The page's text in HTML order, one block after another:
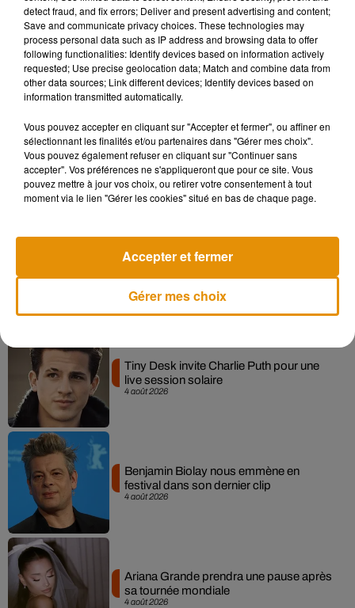
de temps après. Lors du procès, le juge a néanmoins statué
que Mr Leroy s'était bien trompé d'adresse et n'avait aucune
intention d'être violent.
Les machettes étaient pour eux des
accessoires. Le scénario n’était pas écrit et ils avaient
toute latitude pour effectuer leur prestation", a-t-il reconnu.
Poursuivi pour "intimidation", M. Leroy a été blanchi de toute
infraction le 15 mai dernier.
Musique
Après le film, bientôt une docu-série sur
4 août 2026
Tiny Desk invite Charlie Puth pour une
live session solaire
4 août 2026
Benjamin Biolay nous emmène en
festival dans son dernier clip
4 août 2026
Ariana Grande prendra une pause après
sa tournée mondiale
detect fraud, and fix errors; Deliver and present advertising and content;
Save and communicate privacy choices. These technologies may
process personal data such as IP address and browsing data to offer
following functionalities: Identify devices based on information actively
requested; Use precise geolocation data; Match and combine data from
other data sources; Link different devices; Identify devices based on
information transmitted automatically.
Vous pouvez accepter en cliquant sur "Accepter et fermer", ou affiner en
sélectionnant les finalités et/ou partenaires dans "Gérer mes choix".
Vous pouvez également refuser en cliquant sur "Continuer sans
accepter". Vos préférences ne s'appliqueront que pour ce site. Vous
pouvez mettre à jour vos choix, ou retirer votre consentement à tout
moment via le lien "Gérer les cookies" situé en bas de chaque page.
Gérer mes choix
Accepter et fermer